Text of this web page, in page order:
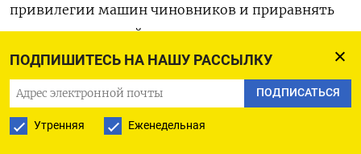
ПОДПИШИТЕСЬ НА НАШУ РАССЫЛКУ
ПОДПИСАТЬСЯ
Утренняя Еженедельная
привилегии машин чиновников и приравнять
их к правам скорой помощи — водителям
предлагают не только уступать дорогу власть
имущим, но и экстренно перемещаться
в соседние ряды. Ведомство подготовило проект
изменений в Правила дорожного движения,